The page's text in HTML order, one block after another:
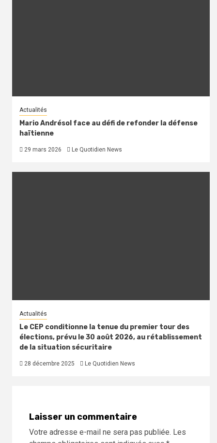
Actualités
Mario Andrésol face au défi de refonder la défense
haïtienne
29 mars 2026 Le Quotidien News
Actualités
Le CEP conditionne la tenue du premier tour des
élections, prévu le 30 août 2026, au rétablissement
de la situation sécuritaire
28 décembre 2025 Le Quotidien News
Laisser un commentaire
Votre adresse e-mail ne sera pas publiée. Les